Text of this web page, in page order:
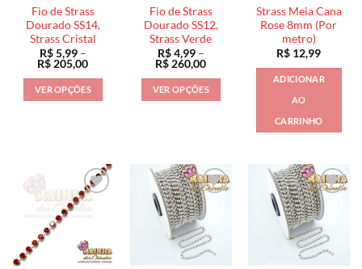
Fio de Strass
Dourado SS14,
Strass Cristal
R$5,99 –
R$205,00Faixa
preço:
R$ 5,99
através
VER OPÇÕES
variantes.
As
opções
ser
escolhidas
Fio de Strass
Dourado SS12,
Strass Verde
R$4,99 –
R$260,00Faixa
preço:
R$ 4,99
através
VER OPÇÕES
variantes.
As
opções
podem
ser
escolhidas
Strass Meia Cana
Rose 8mm (Por
metro)
R$ 12,99
ADICIONAR
AO
CARRINHO